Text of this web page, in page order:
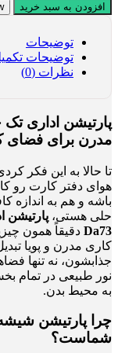
افزودن به سبد خرید
توضیحات
توضیحات
نظرات (0)
مدرن برای فضای
تا حالا به این فکر
هوای دفتر کارت رو
باشه و هم به اندازه
حلی هستی، پارتیشن
Da73 دقیقاً همون
کاری مدرن و پویا
جذابشون، نه تنها
نور طبیعی در تمام
به محیط بدن.
شماست؟